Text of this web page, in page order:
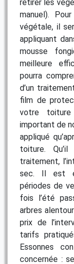
retirer les
manuel).
végétale, il
appliquant
mousse
meilleure
pourra
d’un
film de
votre
important de
appliqué
toiture. Qu’il
traitement,
sec. Il est
périodes de
fois l’été
arbres
prix de
tarifs
Essonnes
concernée :